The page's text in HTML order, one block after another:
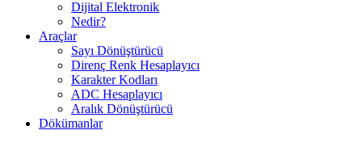
Dijital Elektronik
Nedir?
Araçlar
Sayı Dönüştürücü
Direnç Renk Hesaplayıcı
Karakter Kodları
ADC Hesaplayıcı
Aralık Dönüştürücü
Dökümanlar